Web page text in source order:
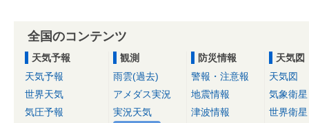
全国のコンテンツ
天気予報
天気予報
世界天気
気圧予報
観測
雨雲(過去)
アメダス実況
実況天気
防災情報
警報・注意報
地震情報
津波情報
天気図
天気図
気象衛星
世界衛星